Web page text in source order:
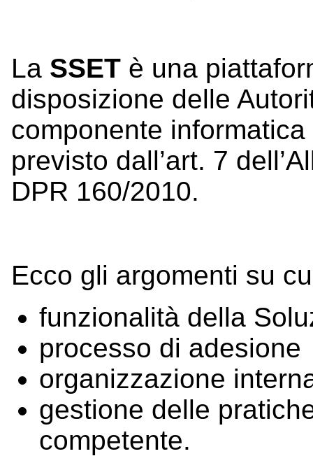
La SSET è una
disposizione delle
componente
previsto dall’art. 7
DPR 160/2010.
Ecco gli argomenti su
funzionalità della
processo di adesione
organizzazione
gestione delle
competente.